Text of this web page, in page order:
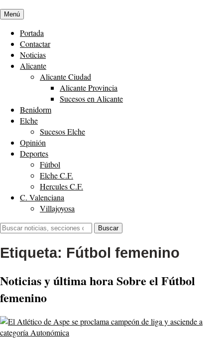
Menú
Portada
Contactar
Noticias
Alicante
Alicante Ciudad
Alicante Provincia
Sucesos en Alicante
Benidorm
Elche
Sucesos Elche
Opinión
Deportes
Fútbol
Elche C.F.
Hercules C.F.
C. Valenciana
Villajoyosa
Buscar:
Buscar
Etiqueta: Fútbol femenino
Noticias y última hora Sobre el Fútbol
femenino